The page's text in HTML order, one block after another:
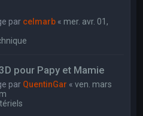
par celmarb « mer. avr. 01,
pour Papy et Mamie
par QuentinGar «ven. mars